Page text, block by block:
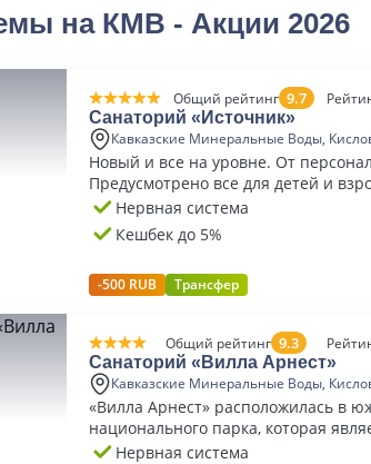
на КМВ - Акции 2026
Общий рейтинг 9.7
Санаторий «Источник»
Кавказские Минеральные Воды,
Новый и все на уровне. От
Предусмотрено все для детей и
Нервная система
Кешбек до 5%
-500 RUB Трансфер
Общий рейтинг 9.3
Санаторий «Вилла Арнест»
Кавказские Минеральные Воды,
«Вилла Арнест» расположилась в
национального парка, которая
наиболее живописной и уединенной.
Нервная система